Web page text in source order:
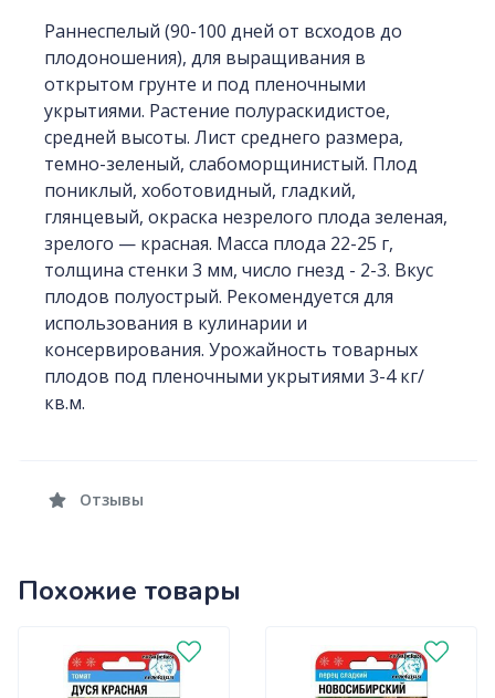
Раннеспелый (90-100 дней от всходов до
плодоношения), для выращивания в
открытом грунте и под пленочными
укрытиями. Растение полураскидистое,
средней высоты. Лист среднего размера,
темно-зеленый, слабоморщинистый. Плод
пониклый, хоботовидный, гладкий,
глянцевый, окраска незрелого плода зеленая,
зрелого — красная. Масса плода 22-25 г,
толщина стенки 3 мм, число гнезд - 2-3. Вкус
плодов полуострый. Рекомендуется для
использования в кулинарии и
консервирования. Урожайность товарных
плодов под пленочными укрытиями 3-4 кг/
кв.м.
Отзывы
Похожие товары